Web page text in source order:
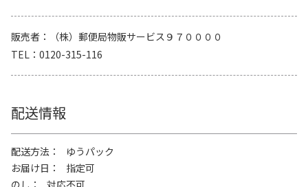
販売者
（株）郵便局物販サービス９７００００
TEL
0120-315-116
配送情報
配送方法
ゆうパック
お届け日
指定可
のし
対応不可